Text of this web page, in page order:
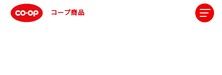
コープ商品